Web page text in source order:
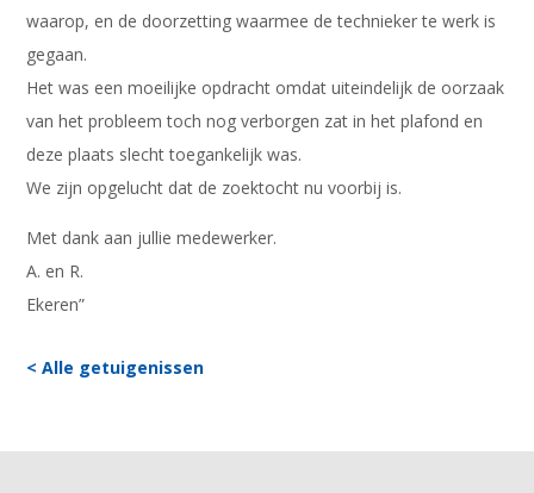
waarop, en de doorzetting waarmee de technieker te werk is
gegaan.
Het was een moeilijke opdracht omdat uiteindelijk de oorzaak
van het probleem toch nog verborgen zat in het plafond en
deze plaats slecht toegankelijk was.
We zijn opgelucht dat de zoektocht nu voorbij is.
Met dank aan jullie medewerker.
A. en R.
Ekeren”
< Alle getuigenissen